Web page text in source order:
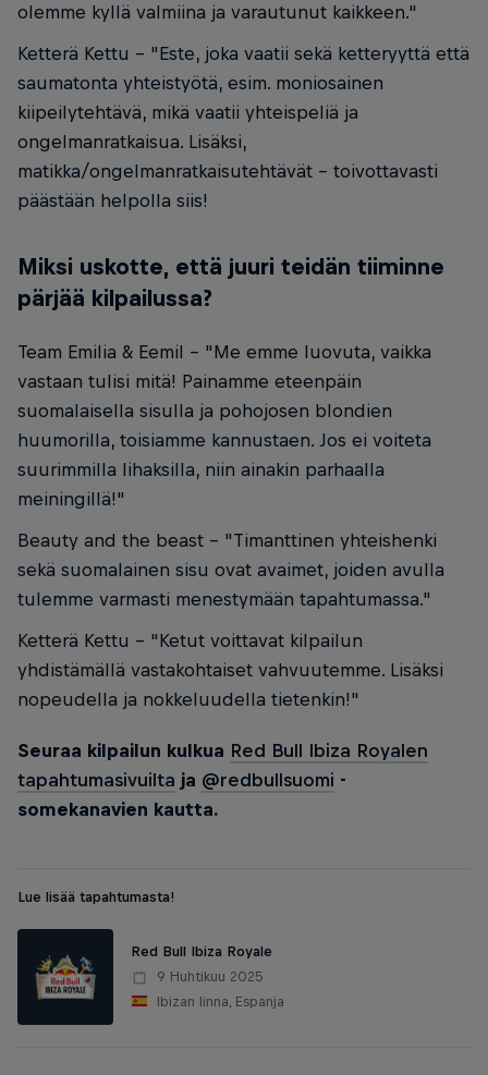
olemme kyllä valmiina ja varautunut kaikkeen."
Ketterä Kettu - "Este, joka vaatii sekä ketteryyttä että
saumatonta yhteistyötä, esim. moniosainen
kiipeilytehtävä, mikä vaatii yhteispeliä ja
ongelmanratkaisua. Lisäksi,
matikka/ongelmanratkaisutehtävät - toivottavasti
päästään helpolla siis!
Miksi uskotte, että juuri teidän tiiminne
pärjää kilpailussa?
Team Emilia & Eemil - "Me emme luovuta, vaikka
vastaan tulisi mitä! Painamme eteenpäin
suomalaisella sisulla ja pohojosen blondien
huumorilla, toisiamme kannustaen. Jos ei voiteta
suurimmilla lihaksilla, niin ainakin parhaalla
meiningillä!"
Beauty and the beast - "Timanttinen yhteishenki
sekä suomalainen sisu ovat avaimet, joiden avulla
tulemme varmasti menestymään tapahtumassa."
Ketterä Kettu - "Ketut voittavat kilpailun
yhdistämällä vastakohtaiset vahvuutemme. Lisäksi
nopeudella ja nokkeluudella tietenkin!"
Seuraa kilpailun kulkua Red Bull Ibiza Royalen
tapahtumasivuilta ja @redbullsuomi -
somekanavien kautta.
Lue lisää tapahtumasta!
Red Bull Ibiza Royale
9 Huhtikuu 2025
Ibizan linna, Espanja